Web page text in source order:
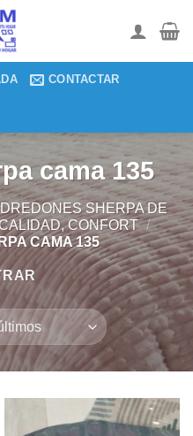
CONTACTAR
cama 135
SHERPA DE
CONFORT /
CAMA 135